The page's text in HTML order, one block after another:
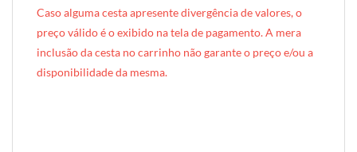
Caso alguma cesta apresente divergência de valores, o
preço válido é o exibido na tela de pagamento. A mera
inclusão da cesta no carrinho não garante o preço e/ou a
disponibilidade da mesma.